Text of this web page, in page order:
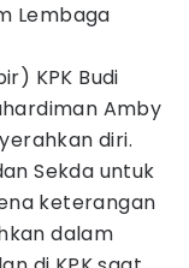
Lembaga
KPK Budi
Amby
diri.
Sekda untuk
keterangan
dalam